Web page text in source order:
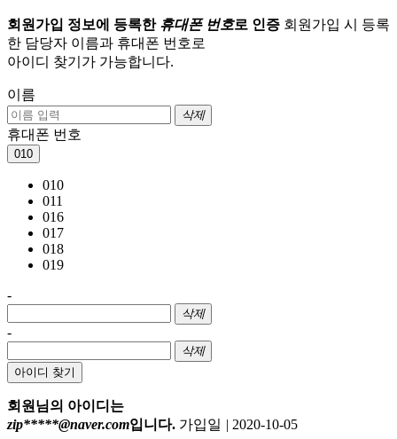
회원가입 정보에 등록한 휴대폰 번호로 인증 회원가입 시 등록
한 담당자 이름과 휴대폰 번호로
아이디 찾기가 가능합니다.
이름
삭제
휴대폰 번호
010
010
011
016
017
018
019
-
삭제
-
삭제
아이디 찾기
회원님의 아이디는
zip*****@naver.com입니다. 가입일 | 2020-10-05